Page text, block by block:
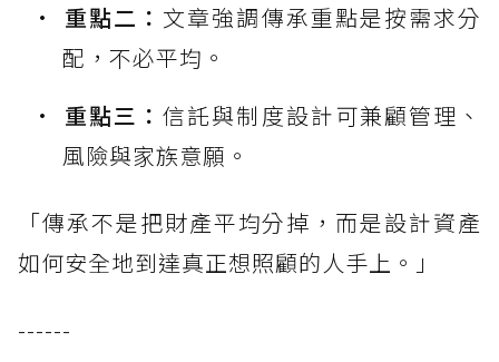
重點二： 文章強調傳承重點是按需求分
配，不必平均。
重點三：信託與制度設計可兼顧管理、
風險與家族意願。
「傳承不是把財產平均分掉，而是設計資產
如何安全地到達真正想照顧的人手上。」
------